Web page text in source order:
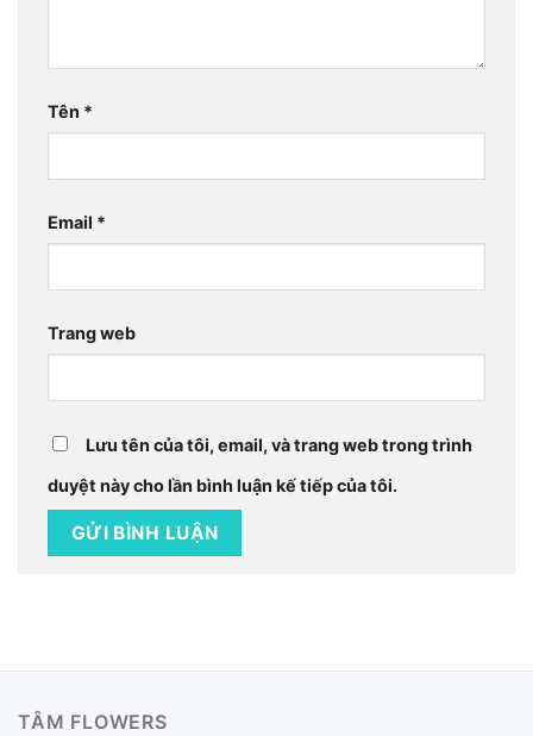
Tên *
Email *
Trang web
Lưu tên của tôi, email, và trang web trong trình
duyệt này cho lần bình luận kế tiếp của tôi.
TÂM FLOWERS